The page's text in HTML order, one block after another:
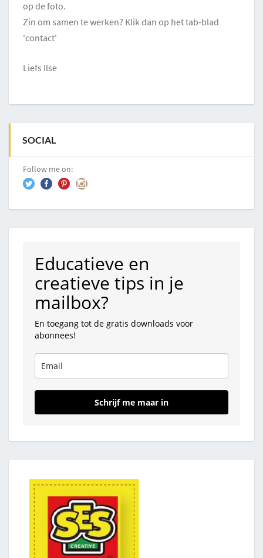
op de foto.
Zin om samen te werken? Klik dan op het tab-blad
'contact'
Liefs Ilse
SOCIAL
Follow me on:
Educatieve en
creatieve tips in je
mailbox?
En toegang tot de gratis downloads voor
abonnees!
Schrijf me maar in